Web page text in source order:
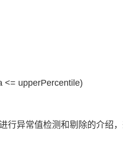
<= upperPercentile)
行异常值检测和剔除的介绍